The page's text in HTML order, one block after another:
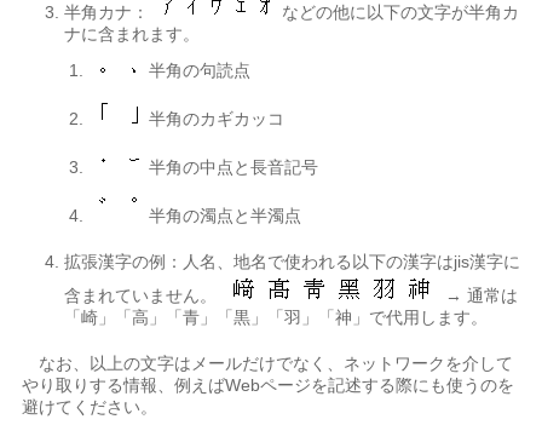
半角カナ：
などの他に以下の文字が半角カ
ナに含まれます。
半角の句読点
半角のカギカッコ
半角の中点と長音記号
半角の濁点と半濁点
拡張漢字の例：人名、地名で使われる以下の漢字はjis漢字に
含まれていません。
→ 通常は
「崎」「高」「青」「黒」「羽」「神」で代用します。
なお、以上の文字はメールだけでなく、ネットワークを介して
やり取りする情報、例えばWebページを記述する際にも使うのを
避けてください。